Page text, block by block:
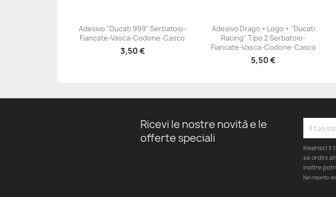
+23
Adesivo "Ducati 999" Serbatoio-
Fiancate-Vasca-Codone-Casco
3,50 €
+23
Adesivo Drago + Logo + "Ducati
Racing" Tipo 2 Serbatoio-
Fiancate-Vasca-Codone-Casco
5,50 €
Ricevi le nostre novità e le
offerte speciali
Inserisci il
se ordini
Inoltre
Nel rispetto